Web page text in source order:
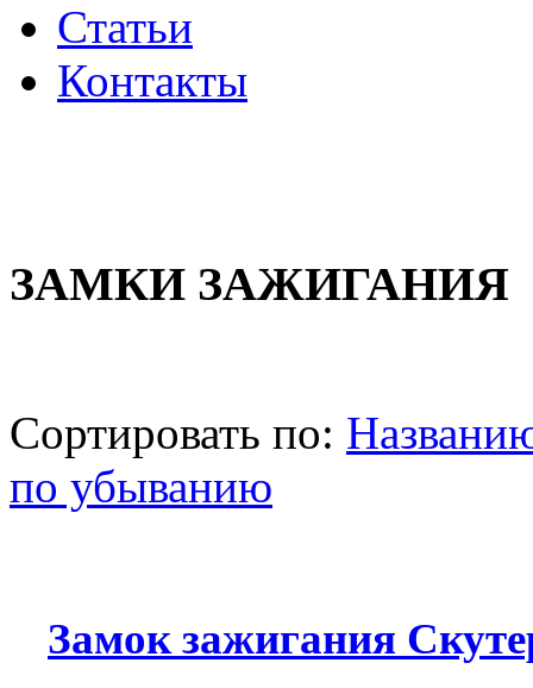
Статьи
Контакты
ЗАМКИ ЗАЖИГАНИЯ
Сортировать по:
по убыванию
Замок зажигания